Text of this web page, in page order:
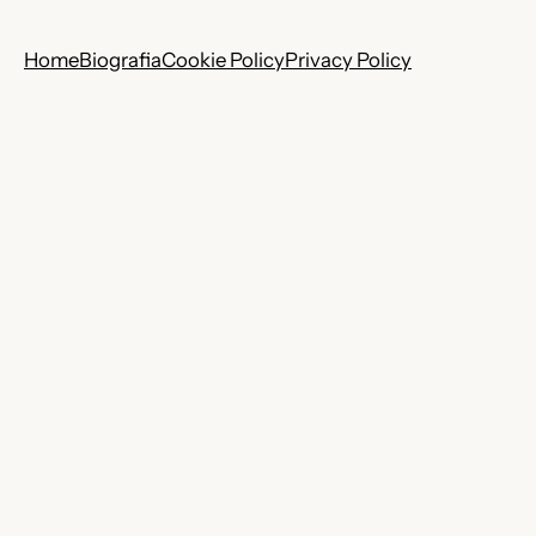
HomeBiografiaCookie PolicyPrivacy Policy